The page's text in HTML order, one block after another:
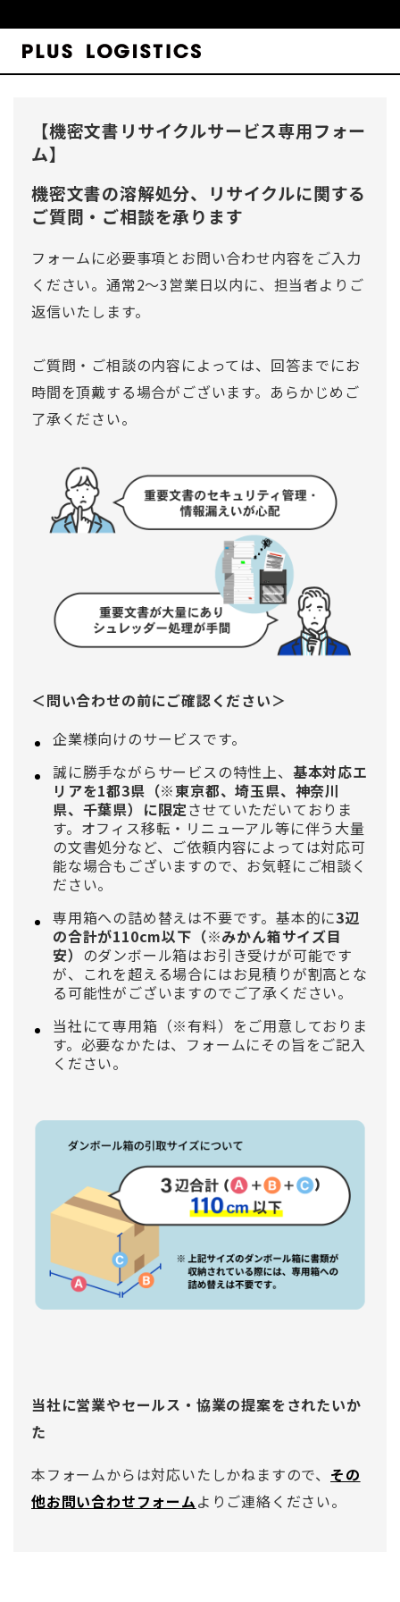
【機密文書リサイクルサービス専用フォー
ム】
機密文書の溶解処分、リサイクルに関する
ご質問・ご相談を承ります
フォームに必要事項とお問い合わせ内容をご入力
ください。通常2～3営業日以内に、担当者よりご
返信いたします。
ご質問・ご相談の内容によっては、回答までにお
時間を頂戴する場合がございます。あらかじめご
了承ください。
＜問い合わせの前にご確認ください＞
企業様向けのサービスです。
誠に勝手ながらサービスの特性上、 基本対応エ
リアを1都3県（※東京都、埼玉県、神奈川
県、千葉県）に限定させていただいておりま
す。オフィス移転・リニューアル等に伴う大量
の文書処分など、ご依頼内容によっては対応可
能な場合もございますので、お気軽にご相談く
ださい。
専用箱への詰め替えは不要です。基本的に3辺
の合計が110cm以下（※みかん箱サイズ目
安） のダンボール箱はお引き受けが可能です
が、これを超える場合にはお見積りが割高とな
る可能性がございますのでご了承ください。
当社にて専用箱（※有料）をご用意しておりま
す。必要なかたは、フォームにその旨をご記入
ください。
当社に営業やセールス・協業の提案をされたいか
た
本フォームからは対応いたしかねますので、 その
他お問い合わせフォームよりご連絡ください。